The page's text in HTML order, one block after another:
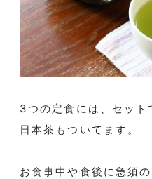
3つの定食には、セット
日本茶もついてます。
お食事中や食後に急須